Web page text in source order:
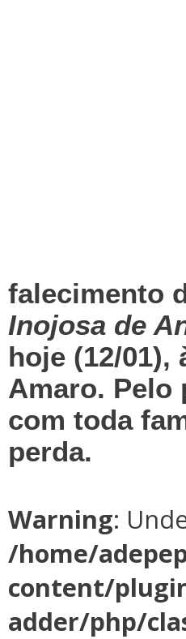
falecimento
Inojosa de
hoje (12/01),
Amaro. Pelo
com toda
perda.
Warning:
/home/
content/
adder/php/